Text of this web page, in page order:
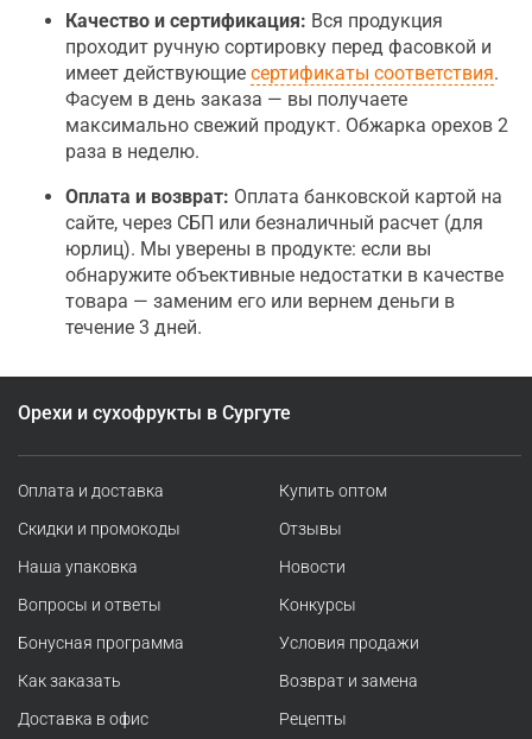
Качество и сертификация: Вся продукция
проходит ручную сортировку перед фасовкой и
имеет действующие сертификаты соответствия.
Фасуем в день заказа — вы получаете
максимально свежий продукт. Обжарка орехов 2
раза в неделю.
Оплата и возврат: Оплата банковской картой на
сайте, через СБП или безналичный расчет (для
юрлиц). Мы уверены в продукте: если вы
обнаружите объективные недостатки в качестве
товара — заменим его или вернем деньги в
течение 3 дней.
Орехи и сухофрукты в Сургуте
Оплата и доставка
Скидки и промокоды
Наша упаковка
Вопросы и ответы
Бонусная программа
Как заказать
Доставка в офис
Купить оптом
Отзывы
Новости
Конкурсы
Условия продажи
Возврат и замена
Рецепты